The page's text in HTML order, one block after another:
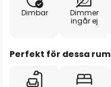
Dimbar
Dimmer
ingår ej
Perfekt för dessa rum